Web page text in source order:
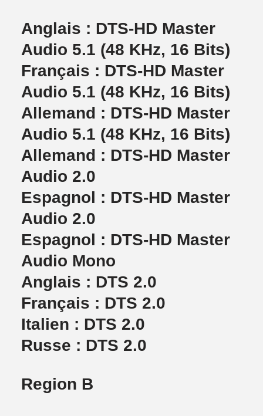
Anglais : DTS-HD Master
Audio 5.1 (48 KHz, 16 Bits)
Français : DTS-HD Master
Audio 5.1 (48 KHz, 16 Bits)
Allemand : DTS-HD Master
Audio 5.1 (48 KHz, 16 Bits)
Allemand : DTS-HD Master
Audio 2.0
Espagnol : DTS-HD Master
Audio 2.0
Espagnol : DTS-HD Master
Audio Mono
Anglais : DTS 2.0
Français : DTS 2.0
Italien : DTS 2.0
Russe : DTS 2.0
Region B